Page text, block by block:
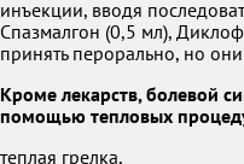
инъекции, вводя
Спазмалгон (0,5 мл),
принять перорально, но
Кроме лекарств, болевой
помощью тепловых
теплая грелка,